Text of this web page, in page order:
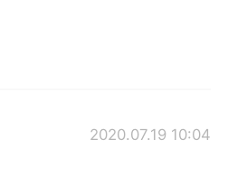
2020.07.19 10:04